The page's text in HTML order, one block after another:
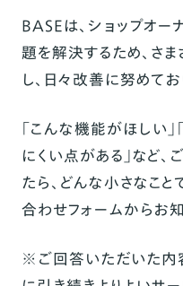
BASEは、ショップオ
題を解決するため、さ
し、日々改善に努めてお
「こんな機能がほしい」
にくい点がある」など
たら、どんな小さなこ
合わせフォームからお
※ご回答いただいた内